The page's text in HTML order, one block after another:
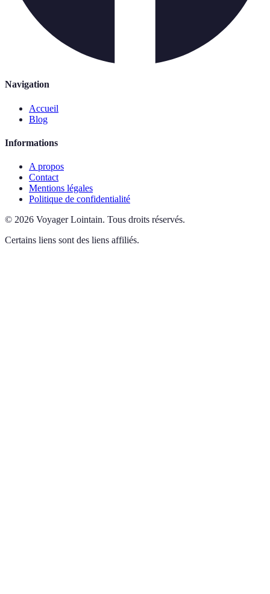
Navigation
Accueil
Blog
Informations
A propos
Contact
Mentions légales
Politique de confidentialité
© 2026 Voyager Lointain. Tous droits réservés.
Certains liens sont des liens affiliés.